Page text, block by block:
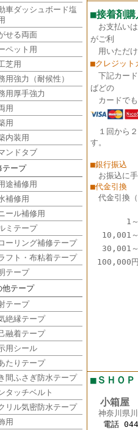
車ダッシュボード塩
せる両面
ペット用
芝用
用強力（耐候性）
用厚手強力
用
用
内装用
ンドタブ
テープ
途補修用
補修用
ール補修用
ミテープ
ーリング補修テープ
フト・布粘着テープ
テープ
他テープ
テープ
絶縁テープ
融着テープ
用シール
たりテープ
間ふさぎ防水テープ
タッチベルト
リル気密防水テープ
用
■接着剤購
お支払い
がご利
用いただけ
■クレジット
下記カー
ばどの
カードでも
１回から
す。
■銀行振込
お振込に
■代金引換
代金引換
1
10,001
30,001
100,000
■ＳＨＯＰ
小箱屋
神奈川県
電話